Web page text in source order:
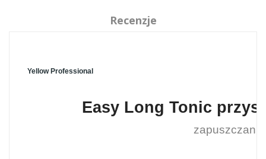
Recenzje
Yellow Professional
Easy Long Tonic
zapuszczanie